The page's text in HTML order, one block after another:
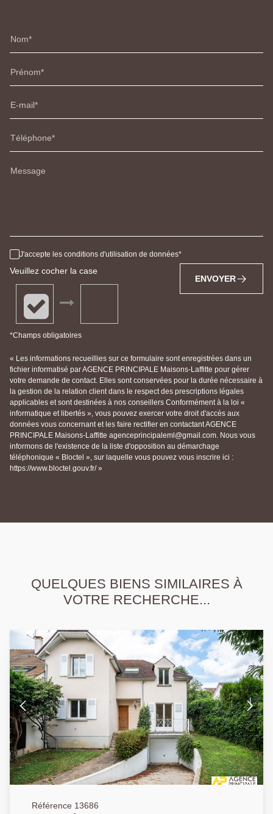
Nom
Prénom
E-mail
Téléphone
Message
J'accepte les conditions d'utilisation de données
Veuillez cocher la case
*Champs obligatoires
ENVOYER
« Les informations recueillies sur ce formulaire sont enregistrées dans un
fichier informatisé par AGENCE PRINCIPALE Maisons-Laffitte pour gérer
votre demande de contact. Elles sont conservées pour la durée nécessaire à
la gestion de la relation client dans le respect des prescriptions légales
applicables et sont destinées à nos conseillers Conformément à la loi «
informatique et libertés », vous pouvez exercer votre droit d'accès aux
données vous concernant et les faire rectifier en contactant AGENCE
PRINCIPALE Maisons-Laffitte agenceprincipaleml@gmail.com. Nous vous
informons de l'existence de la liste d'opposition au démarchage
téléphonique « Bloctel », sur laquelle vous pouvez vous inscrire ici :
https://www.bloctel.gouv.fr/ »
QUELQUES BIENS SIMILAIRES À
VOTRE RECHERCHE...
Référence 13686